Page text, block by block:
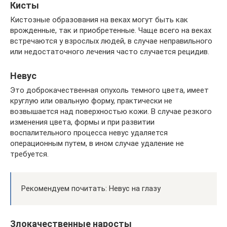
Кисты
Кистозные образования на веках могут быть как
врожденные, так и приобретенные. Чаще всего на веках
встречаются у взрослых людей, в случае неправильного
или недостаточного лечения часто случается рецидив.
Невус
Это доброкачественная опухоль темного цвета, имеет
круглую или овальную форму, практически не
возвышается над поверхностью кожи. В случае резкого
изменения цвета, формы и при развитии
воспалительного процесса невус удаляется
операционным путем, в ином случае удаление не
требуется.
Рекомендуем почитать: Невус на глазу
Злокачественные наросты